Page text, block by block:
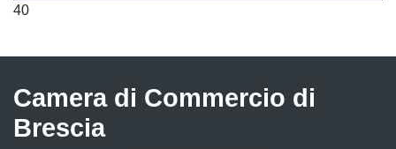
40
Camera di Commercio di
Brescia